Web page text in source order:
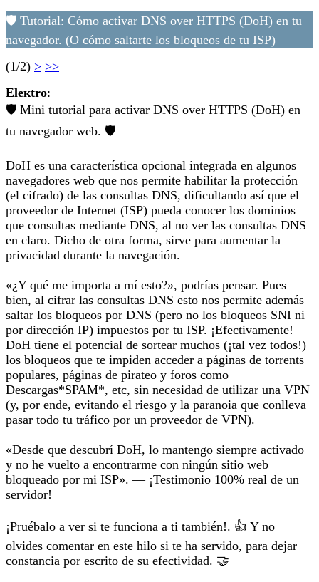
🛡 Tutorial: Cómo activar DNS over HTTPS (DoH) en tu
navegador. (O cómo saltarte los bloqueos de tu ISP)
(1/2) > >>
Eleкtro:
🛡 Mini tutorial para activar DNS over HTTPS (DoH) en
tu navegador web. 🛡
DoH es una característica opcional integrada en algunos
navegadores web que nos permite habilitar la protección
(el cifrado) de las consultas DNS, dificultando así que el
proveedor de Internet (ISP) pueda conocer los dominios
que consultas mediante DNS, al no ver las consultas DNS
en claro. Dicho de otra forma, sirve para aumentar la
privacidad durante la navegación.
«¿Y qué me importa a mí esto?», podrías pensar. Pues
bien, al cifrar las consultas DNS esto nos permite además
saltar los bloqueos por DNS (pero no los bloqueos SNI ni
por dirección IP) impuestos por tu ISP. ¡Efectivamente!
DoH tiene el potencial de sortear muchos (¡tal vez todos!)
los bloqueos que te impiden acceder a páginas de torrents
populares, páginas de pirateo y foros como
Descargas*SPAM*, etc, sin necesidad de utilizar una VPN
(y, por ende, evitando el riesgo y la paranoia que conlleva
pasar todo tu tráfico por un proveedor de VPN).
«Desde que descubrí DoH, lo mantengo siempre activado
y no he vuelto a encontrarme con ningún sitio web
bloqueado por mi ISP». — ¡Testimonio 100% real de un
servidor!
¡Pruébalo a ver si te funciona a ti también!. 👍 Y no
olvides comentar en este hilo si te ha servido, para dejar
constancia por escrito de su efectividad. 🤝